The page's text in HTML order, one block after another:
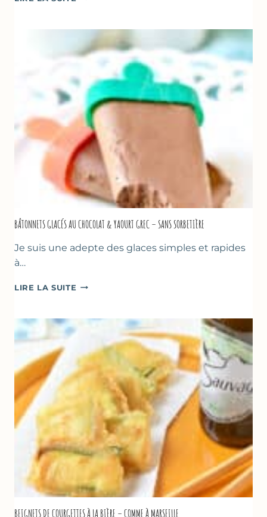
COURGETTES
CITRON
BASILIC
BÂTONNETS GLACÉS AU CHOCOLAT & YAOURT GREC – SANS SORBETIÈRE
Je suis une adepte des glaces simples et rapides
à…
LIRE LA SUITE BÂTONNETS
CHOCOLAT
YAOURT
GREC
–
SANS
SORBETIÈRE
BEIGNETS DE COURGETTES À LA BIÈRE – COMME À MARSEILLE